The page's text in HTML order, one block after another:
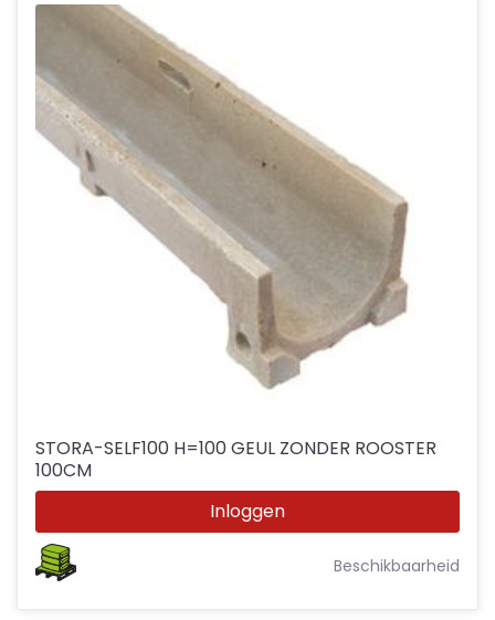
STORA-SELF100 H=100 GEUL ZONDER ROOSTER
100CM
Inloggen
Beschikbaarheid